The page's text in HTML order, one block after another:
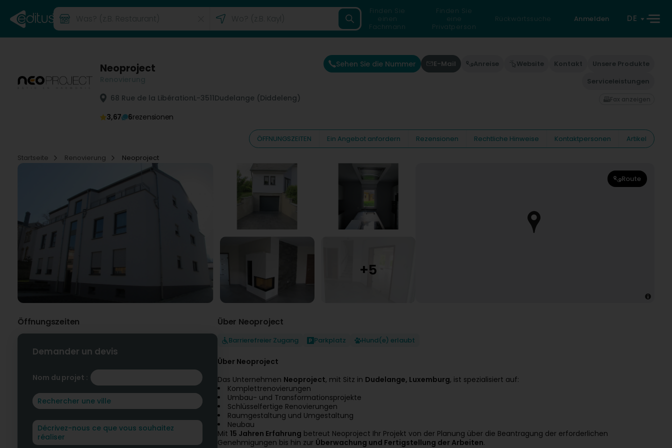
Finden Sie
einen
Fachmann
Finden Sie
eine
Privatperson
Rückwärtssuche Anmelden DE
Neoproject
68 Rue de la LibérationL-3511Dudelange (Diddeleng)
3,67
6rezensionen
Sehen Sie die Nummer E-Mail Anreise Website Kontakt
Unsere Produkte
Serviceleistungen
Fax anzeigen
ÖFFNUNGSZEITEN Ein Angebot anfordern Rezensionen Rechtliche Hinweise Kontaktpersonen
Artikel
Startseite
Renovierung Neoproject
Route
Öffnungszeiten
Demander un devis
Nom du projet :
Über Neoproject
Barrierefreier Zugang Parkplatz Hund(e) erlaubt
Über Neoproject
Das Unternehmen Neoproject, mit Sitz in Dudelange, Luxemburg, ist spezialisiert auf:
Komplettrenovierungen
Umbau- und Transformationsprojekte
Schlüsselfertige Renovierungen
Raumgestaltung und Umgestaltung
Neubau
Mit 15 Jahren Erfahrung betreut Neoproject Ihr Projekt von der Planung über die Beantragung der erforderlichen
Genehmigungen bis hin zur Überwachung und Fertigstellung der Arbeiten.